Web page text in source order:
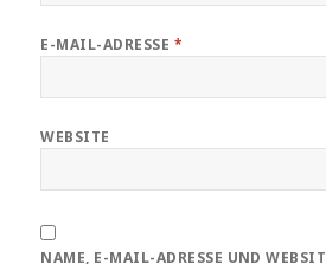
E-MAIL-ADRESSE *
WEBSITE
NAME, E-MAIL-ADRESSE UND